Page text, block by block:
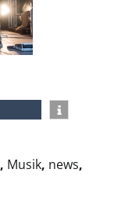
, Musik, news,